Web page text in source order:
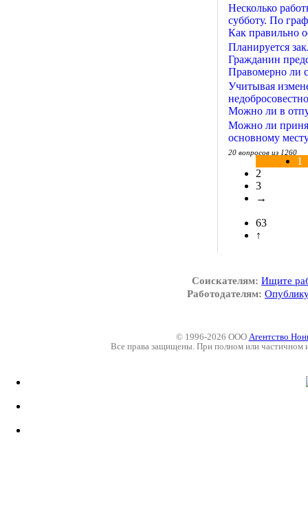
Несколько
субботу. По
Как правильно
Планируется
Гражданин
Правомерно ли
Учитывая
Можно ли в
Можно ли
основному
20 вопросов из 1260
1
2
3
→
63
↑
Соискателям: Ищите
Работодателям:
© 1996-2026 ООО Агентство
Все права защищены. При полном или частичном